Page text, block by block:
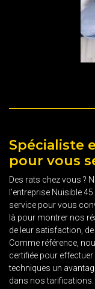
Spécialiste
pour vous
Des rats chez vous ?
l’entreprise Nuisible
service pour vous
là pour montrer nos
de leur satisfaction,
Comme référence,
certifiée pour
techniques un
dans nos